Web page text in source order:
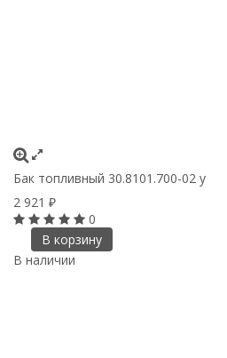
Бак топливный 30.8101.700-02 у
2 921 ₽
0
В корзину
В наличии